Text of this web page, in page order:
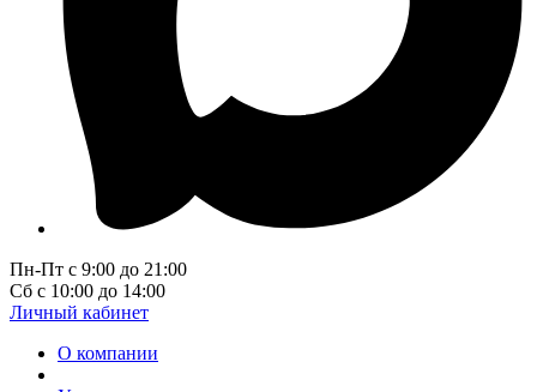
Пн-Пт с 9:00 до 21:00
Сб с 10:00 до 14:00
Личный кабинет
О компании